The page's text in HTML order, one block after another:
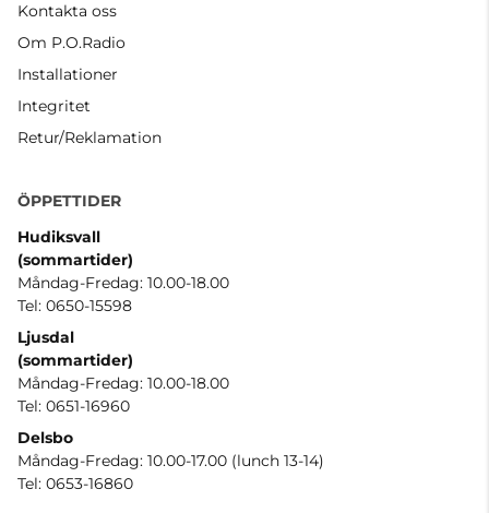
Kontakta oss
Om P.O.Radio
Installationer
Integritet
Retur/Reklamation
ÖPPETTIDER
Hudiksvall
(sommartider)
Måndag-Fredag: 10.00-18.00
Tel: 0650-15598
Ljusdal
(sommartider)
Måndag-Fredag: 10.00-18.00
Tel: 0651-16960
Delsbo
Måndag-Fredag: 10.00-17.00 (lunch 13-14)
Tel: 0653-16860